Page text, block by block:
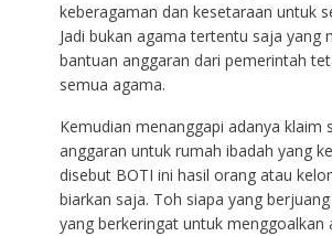
keberagaman dan kesetaraan untuk
Jadi bukan agama tertentu saja yang
bantuan anggaran dari pemerintah
semua agama.
Kemudian menanggapi adanya klaim
anggaran untuk rumah ibadah yang
disebut BOTI ini hasil orang atau
biarkan saja. Toh siapa yang
yang berkeringat untuk menggoalkan